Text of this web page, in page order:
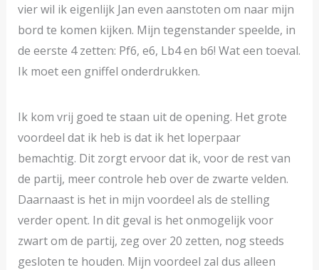
vier wil ik eigenlijk Jan even aanstoten om naar mijn
bord te komen kijken. Mijn tegenstander speelde, in
de eerste 4 zetten: Pf6, e6, Lb4 en b6! Wat een toeval.
Ik moet een gniffel onderdrukken.
Ik kom vrij goed te staan uit de opening. Het grote
voordeel dat ik heb is dat ik het loperpaar
bemachtig. Dit zorgt ervoor dat ik, voor de rest van
de partij, meer controle heb over de zwarte velden.
Daarnaast is het in mijn voordeel als de stelling
verder opent. In dit geval is het onmogelijk voor
zwart om de partij, zeg over 20 zetten, nog steeds
gesloten te houden. Mijn voordeel zal dus alleen